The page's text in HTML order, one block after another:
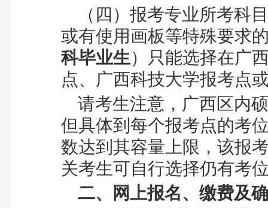
（四）报考专业所考科
或有使用画板等特殊要求
科毕业生）只能选择在广
点、广西科技大学报考点
请考生注意，广西区内
但具体到每个报考点的考
数达到其容量上限，该报
关考生可自行选择仍有考
二、网上报名、缴费及